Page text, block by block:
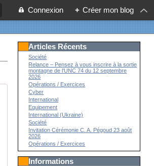
Connexion + Créer mon blog
Articles Récents
Société
Relance – Pensez à vous inscrire à la sortie
montagne de l'UNC 74 du 12 septembre
2026
Opérations / Exercices
Cyber
International
Equipement
International (Ukraine)
Société
Invitation Cérémonie C. A. Pégoud 23 août
2026
Opérations / Exercices
Informations